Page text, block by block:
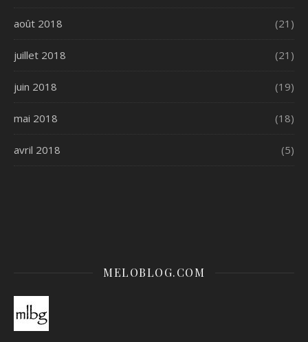
août 2018 (21)
juillet 2018 (21)
juin 2018 (19)
mai 2018 (18)
avril 2018 (5)
MELOBLOG.COM